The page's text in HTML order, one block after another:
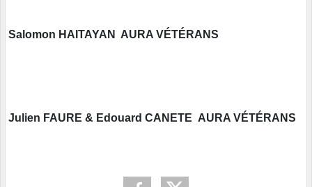
Salomon HAITAYAN AURA VÉTÉRANS
Julien FAURE & Edouard CANETE AURA VÉTÉRANS